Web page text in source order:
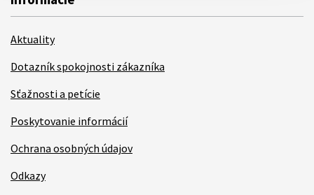
Aktuality
Dotazník spokojnosti zákazníka
Sťažnosti a petície
Poskytovanie informácií
Ochrana osobných údajov
Odkazy